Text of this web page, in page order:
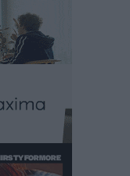
και
στον
Μιχαήλ